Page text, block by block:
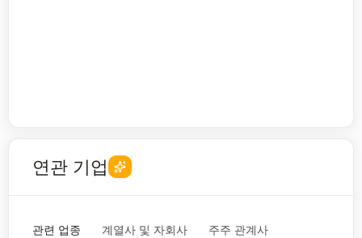
연관 기업
관련 업종 계열사 및 자회사 주주 관계사